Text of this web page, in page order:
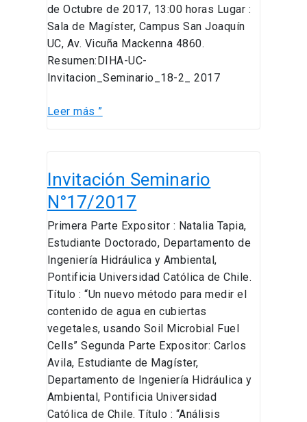
de Octubre de 2017, 13:00 horas Lugar :
Sala de Magíster, Campus San Joaquín
UC, Av. Vicuña Mackenna 4860.
Resumen:DIHA-UC-
Invitacion_Seminario_18-2_ 2017
Leer más ”
Invitación Seminario
N°17/2017
Primera Parte Expositor : Natalia Tapia,
Estudiante Doctorado, Departamento de
Ingeniería Hidráulica y Ambiental,
Pontificia Universidad Católica de Chile.
Título : “Un nuevo método para medir el
contenido de agua en cubiertas
vegetales, usando Soil Microbial Fuel
Cells” Segunda Parte Expositor: Carlos
Avila, Estudiante de Magíster,
Departamento de Ingeniería Hidráulica y
Ambiental, Pontificia Universidad
Católica de Chile. Título : “Análisis
Seminario
N°17/2017